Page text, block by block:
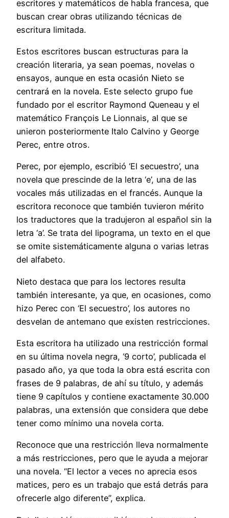
escritores y matemáticos de habla francesa, que
buscan crear obras utilizando técnicas de
escritura limitada.
Estos escritores buscan estructuras para la
creación literaria, ya sean poemas, novelas o
ensayos, aunque en esta ocasión Nieto se
centrará en la novela. Este selecto grupo fue
fundado por el escritor Raymond Queneau y el
matemático François Le Lionnais, al que se
unieron posteriormente Italo Calvino y George
Perec, entre otros.
Perec, por ejemplo, escribió ‘El secuestro’, una
novela que prescinde de la letra ‘e’, una de las
vocales más utilizadas en el francés. Aunque la
escritora reconoce que también tuvieron mérito
los traductores que la tradujeron al español sin la
letra ‘a’. Se trata del lipograma, un texto en el que
se omite sistemáticamente alguna o varias letras
del alfabeto.
Nieto destaca que para los lectores resulta
también interesante, ya que, en ocasiones, como
hizo Perec con ‘El secuestro’, los autores no
desvelan de antemano que existen restricciones.
Esta escritora ha utilizado una restricción formal
en su última novela negra, ‘9 corto’, publicada el
pasado año, ya que toda la obra está escrita con
frases de 9 palabras, de ahí su título, y además
tiene 9 capítulos y contiene exactamente 30.000
palabras, una extensión que considera que debe
tener como mínimo una novela corta.
Reconoce que una restricción lleva normalmente
a más restricciones, pero que le ayuda a mejorar
una novela. “El lector a veces no aprecia esos
matices, pero es un trabajo que está detrás para
ofrecerle algo diferente”, explica.